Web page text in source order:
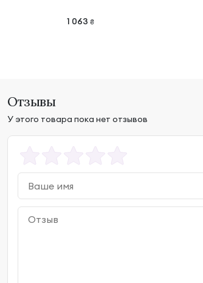
1 063 ₴
Отзывы
У этого товара пока нет отзывов